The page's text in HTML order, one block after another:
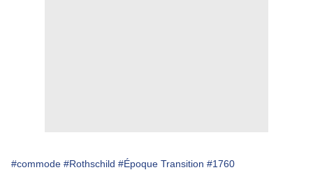
#commode #Rothschild #Époque Transition #1760